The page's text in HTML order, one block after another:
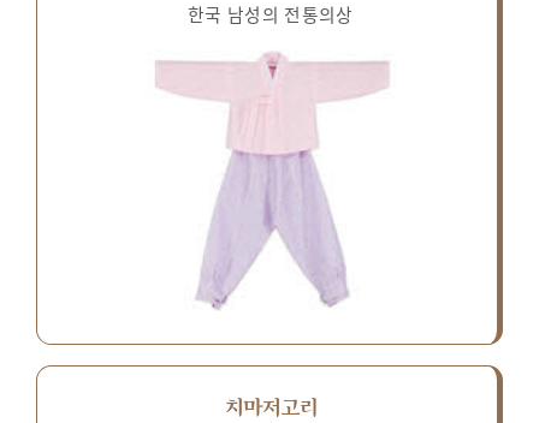
한국 남성의 전통의상
치마저고리